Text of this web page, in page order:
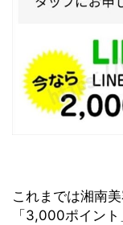
これまでは湘南
「3,000ポイン